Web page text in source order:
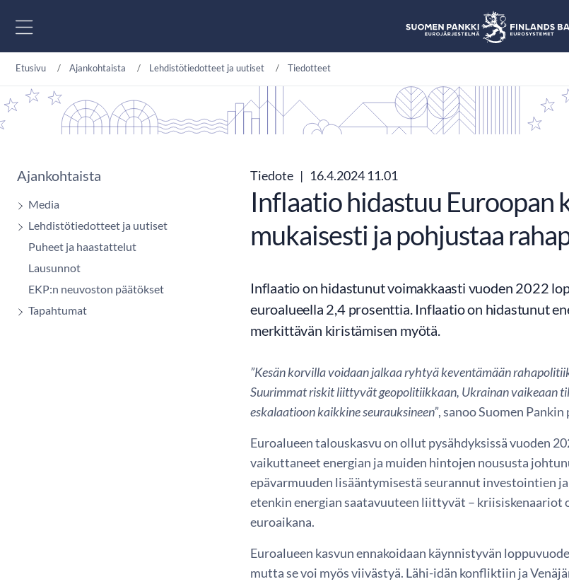
Etusivu Ajankohtaista Lehdistötiedotteet ja uutiset Tiedotteet
Ajankohtaista
Media
Lehdistötiedotteet ja uutiset
Puheet ja haastattelut
Lausunnot
EKP:n neuvoston päätökset
Tapahtumat
Tiedote | 16.4.2024 11.01
Inflaatio hidastuu Euroopan
mukaisesti ja pohjustaa
Inflaatio on hidastunut voimakkaasti vuoden 2022
euroalueella 2,4 prosenttia. Inflaatio on hidastunut
merkittävän kiristämisen myötä.
”Kesän korvilla voidaan jalkaa ryhtyä keventämään
Suurimmat riskit liittyvät geopolitiikkaan, Ukrainan vaikeaan
eskalaatioon kaikkine seurauksineen”, sanoo Suomen
Euroalueen talouskasvu on ollut pysähdyksissä vuoden
vaikuttaneet energian ja muiden hintojen noususta
epävarmuuden lisääntymisestä seurannut investointien
etenkin energian saatavuuteen liittyvät –
euroaikana.
Euroalueen kasvun ennakoidaan käynnistyvän
mutta se voi myös viivästyä. Lähi-idän konfliktiin ja